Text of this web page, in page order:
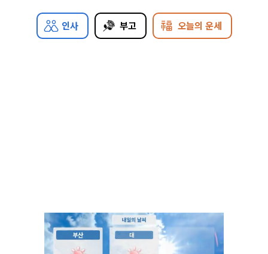
인사 부고 오늘의 운세